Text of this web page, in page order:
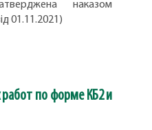
наказом
01.11.2021)
по форме КБ2 и